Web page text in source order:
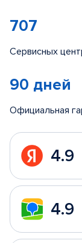
707
Сервисных
90 дней
Официальная
4.9
4.9